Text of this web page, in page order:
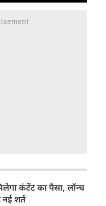
कंटेंट का पैसा, लॉन्‍च
नई शर्त